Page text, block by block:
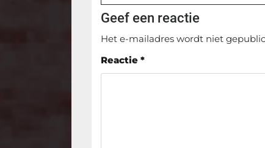
Geef een reactie
Het e-mailadres wordt niet
Reactie*